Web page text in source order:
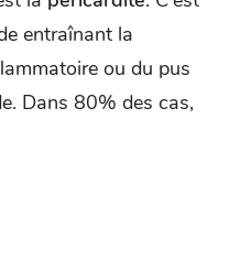
entraînant la
ou du pus
Dans 80% des cas,